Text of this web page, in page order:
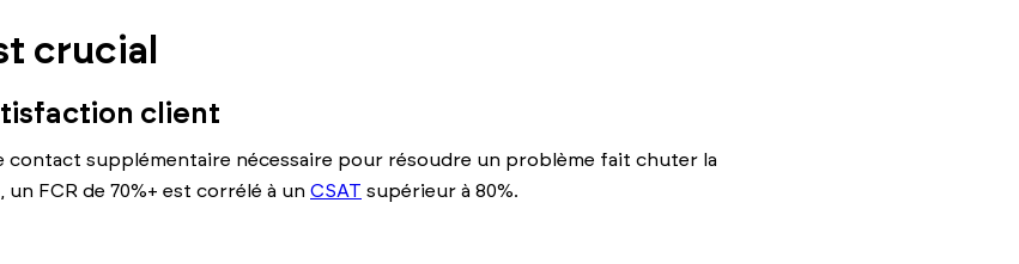
crucial
client
contact supplémentaire nécessaire pour résoudre un problème fait chuter la
FCR de 70%+ est corrélé à un CSAT supérieur à 80%.